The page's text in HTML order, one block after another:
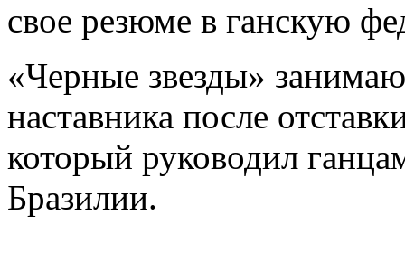
свое резюме в ганскую
«Черные звезды»
наставника после
который руководил
Бразилии.